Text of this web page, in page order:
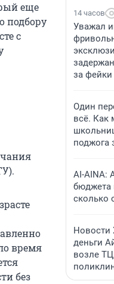
еще
подбору
с
время
без
14 часов
Уважал
за
Один
всё. Как
поджога
AI-AINA:
бюджета
сколько
Новости
деньги
возле